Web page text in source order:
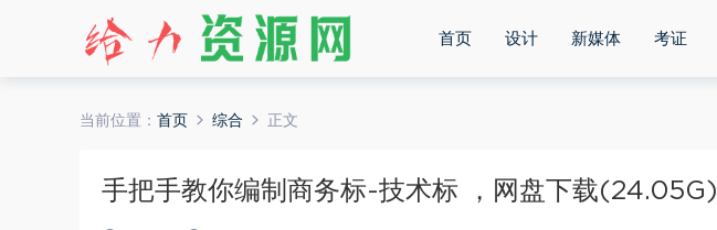
首页 设计 新媒体 考证
当前位置： 首页 综合 正文
手把手教你编制商务标-技术标 ，网盘下载(24.05G)